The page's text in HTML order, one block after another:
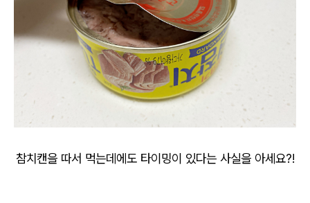
참치캔을 따서 먹는데에도 타이밍이 있다는 사실을 아세요?!